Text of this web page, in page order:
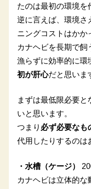
たのは最初の環境を
逆に言えば、環境さ
ニングコストはかか
カナヘビを長期で飼
漁らずに効率的に環
初が肝心だと思いま
まずは最低限必要と
いと思います。
つまり 必ず必要なも
代用したりするのは
・水槽（ケージ）
カナヘビは立体的な